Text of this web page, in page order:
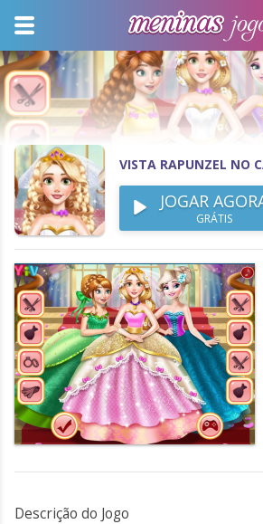
VISTA RAPUNZEL NO
JOGAR
GRÁTIS
Descrição do Jogo